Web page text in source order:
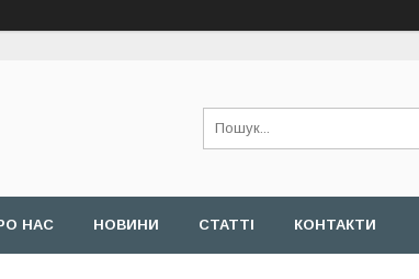
НАС НОВИНИ СТАТТІ КОНТАКТИ